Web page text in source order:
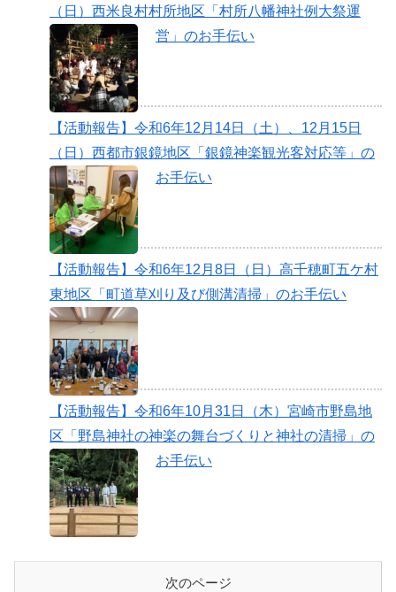
（日）西米良村村所地区「村所八幡神社例大祭運
営」のお手伝い
【活動報告】令和6年12月14日（土）、12月15日
（日）西都市銀鏡地区「銀鏡神楽観光客対応等」の
お手伝い
【活動報告】令和6年12月8日（日）高千穂町五ケ村
東地区「町道草刈り及び側溝清掃」のお手伝い
【活動報告】令和6年10月31日（木）宮崎市野島地
区「野島神社の神楽の舞台づくりと神社の清掃」の
お手伝い
次のページ